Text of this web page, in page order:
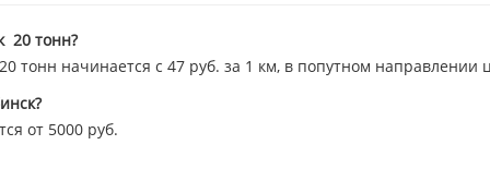
20 тонн?
тонн начинается с 47 руб. за 1 км, в попутном направлении
от 5000 руб.